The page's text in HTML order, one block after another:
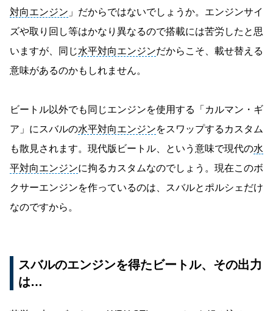
対向エンジン 」だからではないでしょうか。エンジンサイ
ズや取り回し等はかなり異なるので搭載には苦労したと思
いますが、同じ水平対向エンジンだからこそ、載せ替える
意味があるのかもしれません。
ビートル以外でも同じエンジンを使用する「カルマン・ギ
ア」にスバルの水平対向エンジンをスワップするカスタム
も散見されます。現代版ビートル、という意味で現代の水
平対向エンジンに拘るカスタムなのでしょう。現在このボ
クサーエンジンを作っているのは、スバルとポルシェだけ
なのですから。
スバルのエンジンを得たビートル、その出力
は…